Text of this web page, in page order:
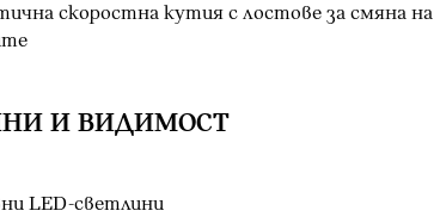
скоростна кутия с лостове за смяна на
И ВИДИМОСТ
LED-светлини